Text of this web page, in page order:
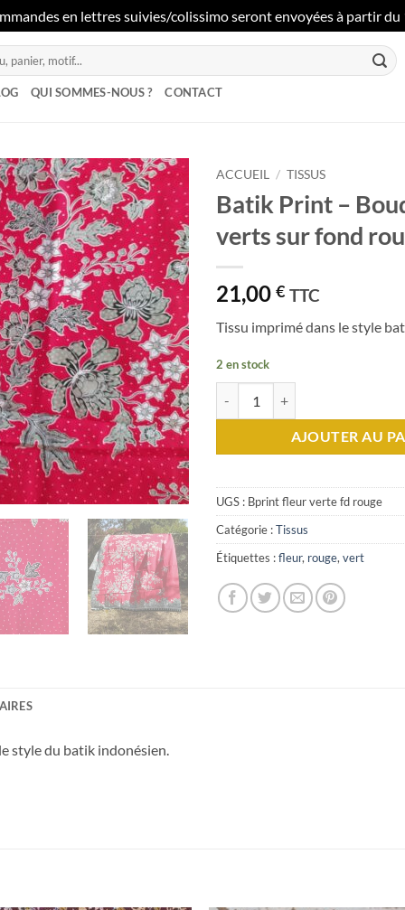
en lettres suivies/colissimo seront envoyées à partir
QUI SOMMES-NOUS ? CONTACT
Ajouter
à la liste
de
souhaits
ACCUEIL / TISSUS
Batik Print –
verts sur fond
21,00 € TTC
Tissu imprimé dans le style
2 en stock
AJOUTER AU
UGS : Bprint fleur verte fd rouge
Catégorie :Tissus
Étiquettes :fleur, rouge,vert
style du batik indonésien.